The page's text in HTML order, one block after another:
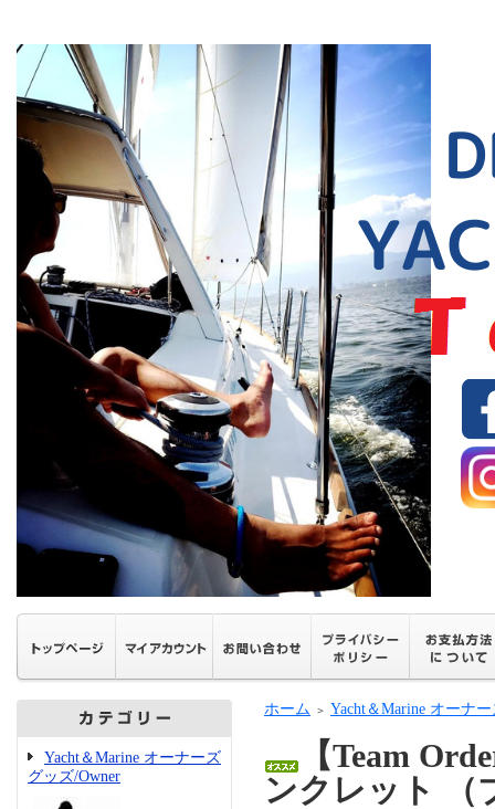
Yacht＆Marine オーナーズ
グッズ/Owner
ホーム ＞ Yacht＆Marine オーナ
【Team
ンクレット （